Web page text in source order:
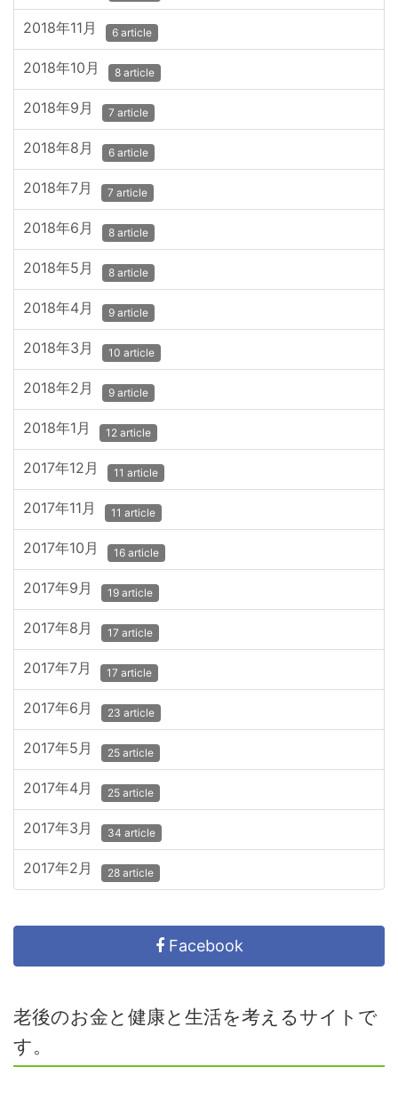
2018年11月 6 article
2018年10月 8 article
2018年9月 7 article
2018年8月 6 article
2018年7月 7 article
2018年6月 8 article
2018年5月 8 article
2018年4月 9 article
2018年3月 10 article
2018年2月 9 article
2018年1月 12 article
2017年12月 11 article
2017年11月 11 article
2017年10月 16 article
2017年9月 19 article
2017年8月 17 article
2017年7月 17 article
2017年6月 23 article
2017年5月 25 article
2017年4月 25 article
2017年3月 34 article
2017年2月 28 article
Facebook
老後のお金と健康と生活を考えるサイトで
す。